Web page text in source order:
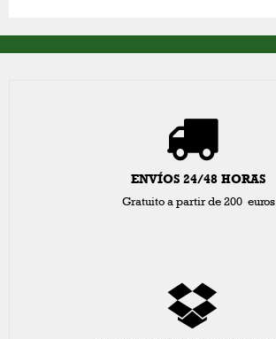
ENVÍOS 24/48 HORAS
Gratuito a partir de 200 euros